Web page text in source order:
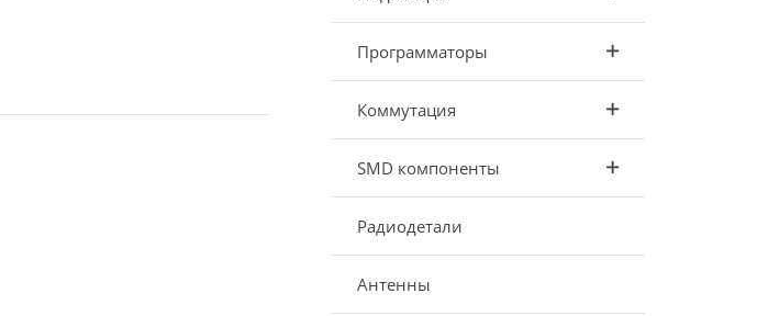
Программаторы
Коммутация
SMD компоненты
Радиодетали
Антенны